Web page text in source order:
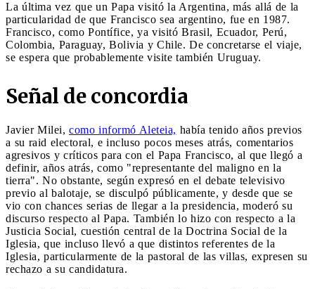
La última vez que un Papa visitó la Argentina, más allá de la
particularidad de que Francisco sea argentino, fue en 1987.
Francisco, como Pontífice, ya visitó Brasil, Ecuador, Perú,
Colombia, Paraguay, Bolivia y Chile. De concretarse el viaje,
se espera que probablemente visite también Uruguay.
Señal de concordia
Javier Milei, como informó Aleteia, había tenido años previos
a su raid electoral, e incluso pocos meses atrás, comentarios
agresivos y críticos para con el Papa Francisco, al que llegó a
definir, años atrás, como "representante del maligno en la
tierra". No obstante, según expresó en el debate televisivo
previo al balotaje, se disculpó públicamente, y desde que se
vio con chances serias de llegar a la presidencia, moderó su
discurso respecto al Papa. También lo hizo con respecto a la
Justicia Social, cuestión central de la Doctrina Social de la
Iglesia, que incluso llevó a que distintos referentes de la
Iglesia, particularmente de la pastoral de las villas, expresen su
rechazo a su candidatura.